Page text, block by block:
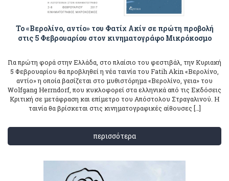
Το «Βερολίνο, αντίο» του Φατίχ Ακίν σε πρώτη προβολή
στις 5 Φεβρουαρίου στον κινηματογράφο Μικρόκοσμο
Για πρώτη φορά στην Ελλάδα, στο πλαίσιο του φεστιβάλ, την Κυριακή
5 Φεβρουαρίου θα προβληθεί η νέα ταινία του Fatih Akin «Βερολίνο,
αντίο» η οποία βασίζεται στο μυθιστόρημα «Βερολίνο, γεια» του
Wolfgang Herrndorf, που κυκλοφορεί στα ελληνικά από τις Εκδόσεις
Κριτική σε μετάφραση και επίμετρο του Απόστολου Στραγαλινού. Η
ταινία θα βρίσκεται στις κινηματογραφικές αίθουσες […]
περισσότερα